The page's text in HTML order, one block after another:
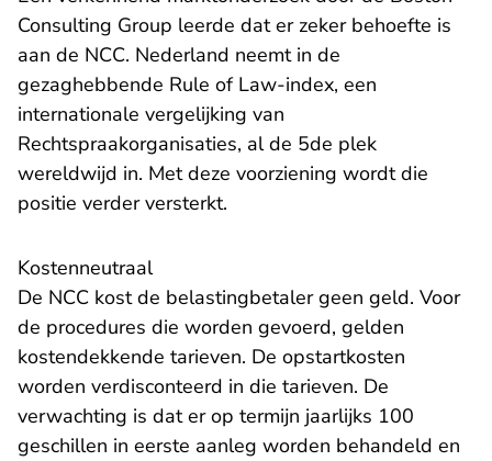
Consulting Group leerde dat er zeker behoefte is
aan de NCC. Nederland neemt in de
gezaghebbende Rule of Law-index, een
internationale vergelijking van
Rechtspraakorganisaties, al de 5de plek
wereldwijd in. Met deze voorziening wordt die
positie verder versterkt.
Kostenneutraal
De NCC kost de belastingbetaler geen geld. Voor
de procedures die worden gevoerd, gelden
kostendekkende tarieven. De opstartkosten
worden verdisconteerd in die tarieven. De
verwachting is dat er op termijn jaarlijks 100
geschillen in eerste aanleg worden behandeld en